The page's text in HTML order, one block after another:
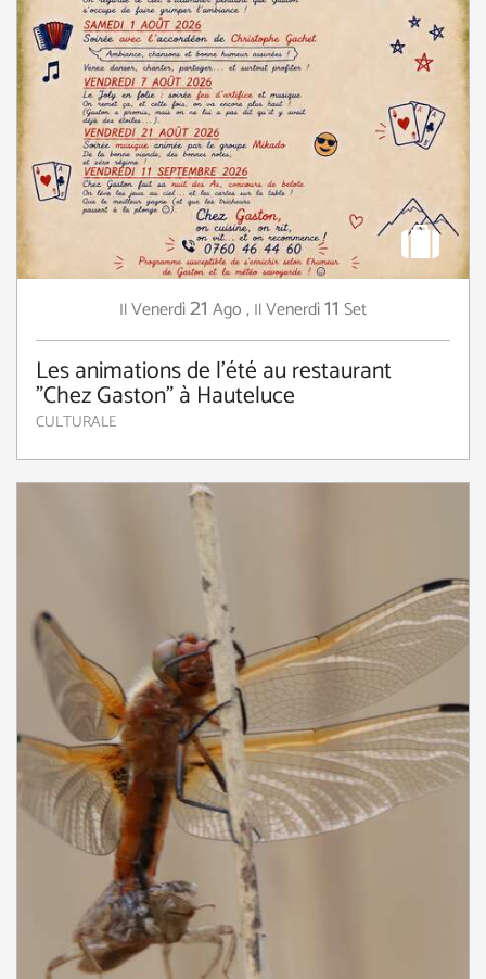
IlVenerdì21 Ago, IlVenerdì11 Set
Les animations de l'été au restaurant
"Chez Gaston" à Hauteluce
CULTURALE